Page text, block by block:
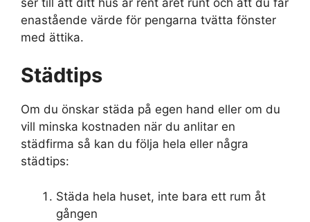
enastående värde för pengarna tvätta fönster
med ättika.
Städtips
Om du önskar städa på egen hand eller om du
vill minska kostnaden när du anlitar en
städfirma så kan du följa hela eller några
städtips:
Städa hela huset, inte bara ett rum åt
gången